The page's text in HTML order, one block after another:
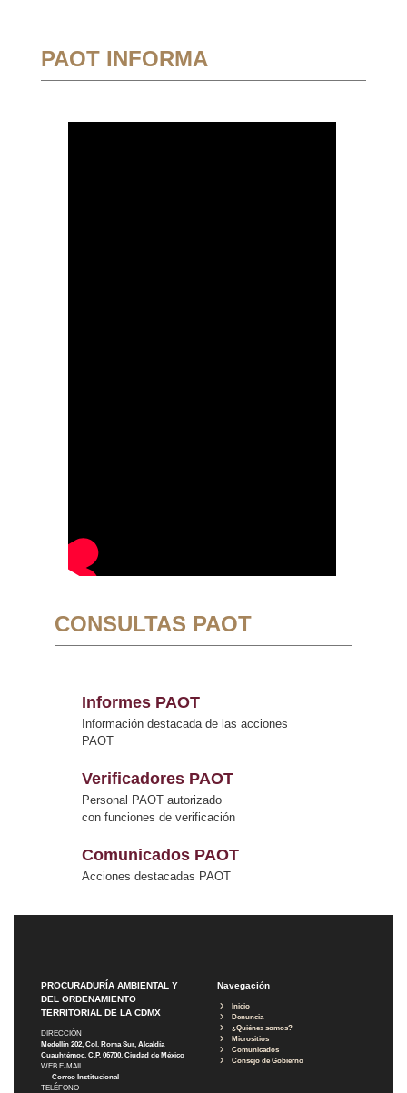
PAOT INFORMA
CONSULTAS PAOT
Informes PAOT
Información destacada de las acciones
PAOT
Verificadores PAOT
Personal PAOT autorizado
con funciones de verificación
Comunicados PAOT
Acciones destacadas PAOT
PROCURADURÍA AMBIENTAL Y
DEL ORDENAMIENTO
TERRITORIAL DE LA CDMX
DIRECCIÓN
Medellín 202, Col. Roma Sur, Alcaldía
Cuauhtémoc, C.P. 06700, Ciudad de México
WEB E-MAIL
Correo Institucional
TELÉFONO
Navegación
Inicio
Denuncia
¿Quiénes somos?
Micrositios
Comunicados
Consejo de Gobierno